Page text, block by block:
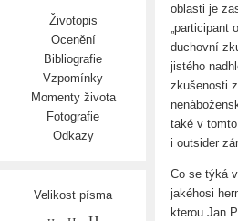
Životopis
Ocenění
Bibliografie
Vzpomínky
Momenty života
Fotografie
Odkazy
Velikost písma
oblasti je
duchovní
jistého
zkušenosti
také v
i outsider
Co se týká
jakéhosi
kterou Jan